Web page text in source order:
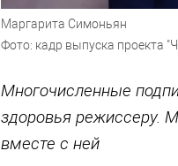
Маргарита Симоньян
Фото: кадр выпуска проекта
Многочисленные
здоровья режиссеру.
вместе с ней